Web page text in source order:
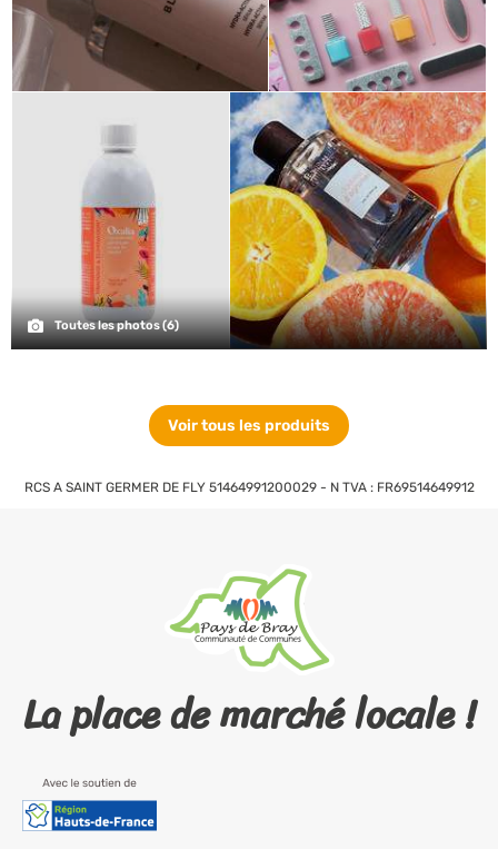
Toutes les photos (6)
Voir tous les produits
RCS A SAINT GERMER DE FLY 51464991200029 - N TVA : FR69514649912
La place de marché locale !